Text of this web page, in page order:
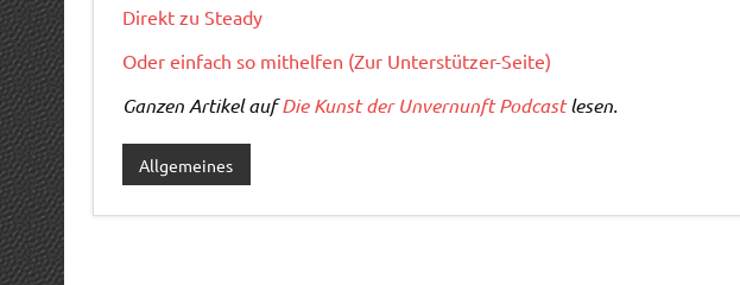
Direkt zu Steady
Oder einfach so mithelfen (Zur Unterstützer-Seite)
Ganzen Artikel aufDie Kunst der Unvernunft Podcastlesen.
Allgemeines